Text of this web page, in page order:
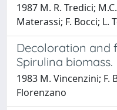
1987 M. R. Tredici;
Materassi; F. Bocci; L.
Decoloration and
Spirulina biomass.
1983 M. Vincenzini; F.
Florenzano